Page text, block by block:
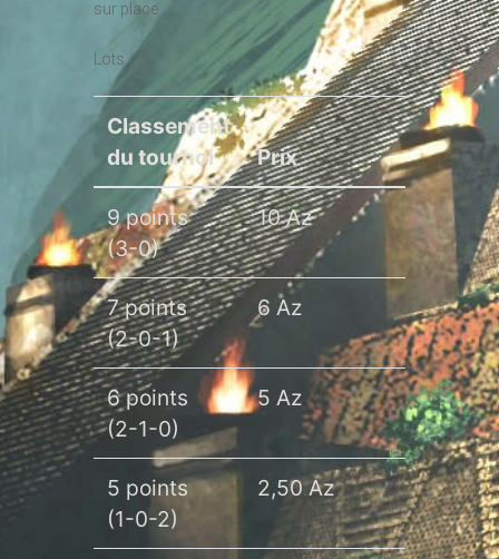
sur place.
Lots :
Classement
du tournoi
Prix
9 points
(3-0)
10 Az
7 points
(2-0-1)
6 Az
6 points
(2-1-0)
5 Az
5 points
(1-0-2)
2,50 Az